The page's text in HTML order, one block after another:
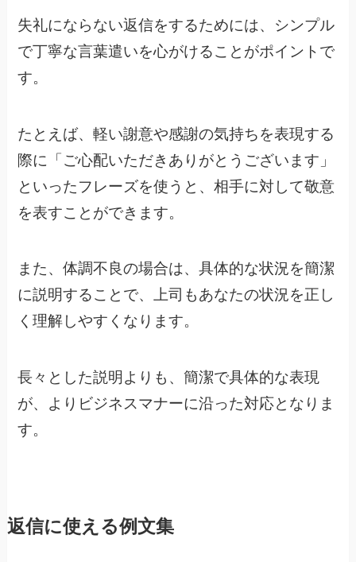
失礼にならない返信をするためには、シンプル
で丁寧な言葉遣いを心がけることがポイントで
す。
たとえば、軽い謝意や感謝の気持ちを表現する
際に「ご心配いただきありがとうございます」
といったフレーズを使うと、相手に対して敬意
を表すことができます。
また、体調不良の場合は、具体的な状況を簡潔
に説明することで、上司もあなたの状況を正し
く理解しやすくなります。
長々とした説明よりも、簡潔で具体的な表現
が、よりビジネスマナーに沿った対応となりま
す。
返信に使える例文集